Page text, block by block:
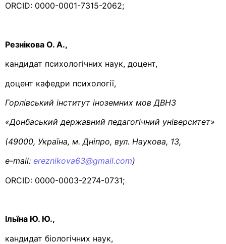
ORCID: 0000-0001-7315-2062;
Резнікова О. А.,
кандидат психологічних наук, доцент,
доцент кафедри психології,
Горлівський інститут іноземних мов ДВНЗ
«Донбаський державний педагогічний університет»
(49000, Україна, м. Дніпро, вул. Наукова, 13,
е-mail: ereznikova63@gmail.com)
ORCID: 0000-0003-2274-0731;
Ільїна Ю. Ю.,
кандидат біологічних наук,